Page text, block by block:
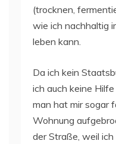
(trocknen,
wie ich nachhaltig
leben kann.
Da ich kein
ich auch keine
man hat mir sogar
Wohnung
der Straße, weil